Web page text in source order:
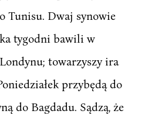
Tunisu. Dwaj synowie
tygodni bawili w
towarzyszy ira
przybędą do
do Bagdadu. Sądzą, że